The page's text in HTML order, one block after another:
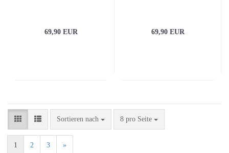
69,90 EUR 69,90 EUR
Sortieren nach
Sortieren nach 8 pro Seite
pro Seite
1 2 3 »